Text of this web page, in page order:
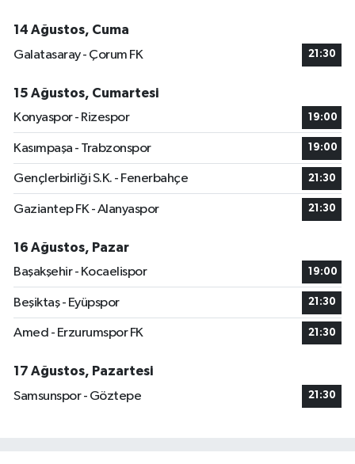
14 Ağustos, Cuma
Galatasaray - Çorum FK
21:30
15 Ağustos, Cumartesi
Konyaspor - Rizespor
19:00
Kasımpaşa - Trabzonspor 19:00
Gençlerbirliği S.K. - Fenerbahçe 21:30
Gaziantep FK - Alanyaspor 21:30
16 Ağustos, Pazar
Başakşehir - Kocaelispor
19:00
Beşiktaş - Eyüpspor 21:30
Amed - Erzurumspor FK 21:30
17 Ağustos, Pazartesi
Samsunspor - Göztepe
21:30